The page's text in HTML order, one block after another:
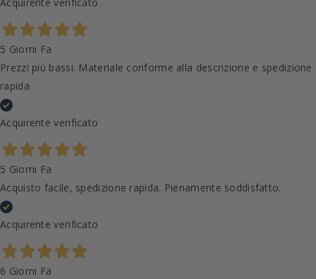
5 Giorni Fa
Prezzi più bassi. Materiale conforme alla descrizione e spedizione
rapida
Acquirente verificato
5 Giorni Fa
Acquisto facile, spedizione rapida. Pienamente soddisfatto.
Acquirente verificato
6 Giorni Fa